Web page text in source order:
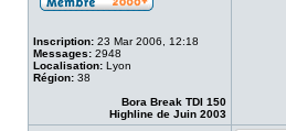
Inscription: 23 Mar 2006, 12:18
Messages: 2948
Localisation: Lyon
Région: 38
Bora Break TDI 150
Highline de Juin 2003